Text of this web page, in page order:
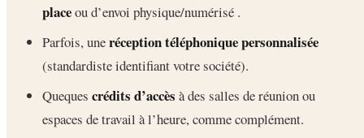
placeou d’envoi physique/numérisé .
Parfois, uneréception téléphonique personnalisée
(standardiste identifiant votre société).
Queques crédits d’accès à des salles de réunion ou
espaces de travail à l’heure, comme complément.